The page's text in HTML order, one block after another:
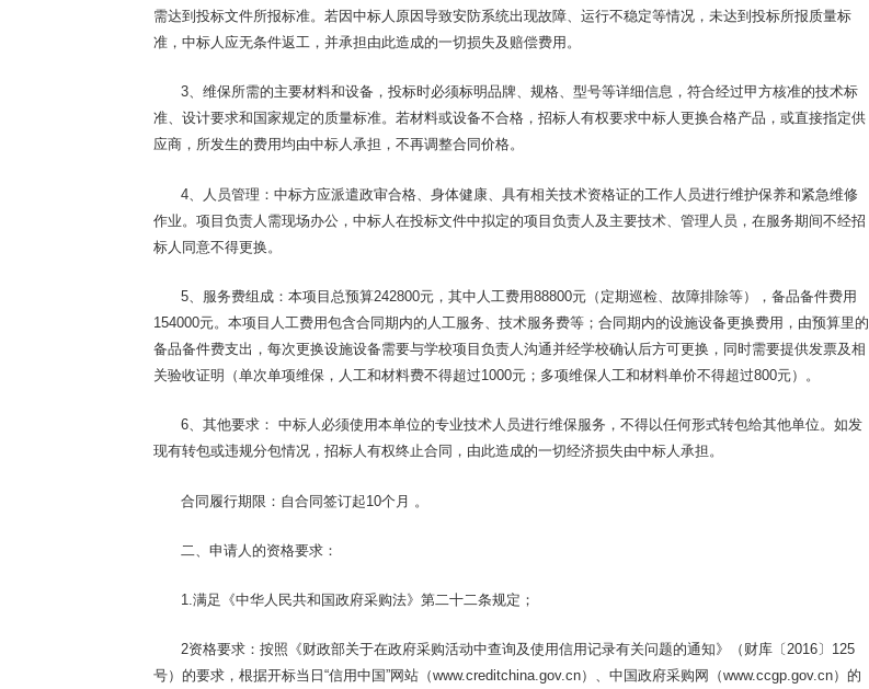
需达到投标文件所报标准。若因中标人原因导致安防系统出现故障、运行不稳定等情况，未达到投标所报质量标
准，中标人应无条件返工，并承担由此造成的一切损失及赔偿费用。
3、维保所需的主要材料和设备，投标时必须标明品牌、规格、型号等详细信息，符合经过甲方核准的技术标
准、设计要求和国家规定的质量标准。若材料或设备不合格，招标人有权要求中标人更换合格产品，或直接指定供
应商，所发生的费用均由中标人承担，不再调整合同价格。
4、
人员管理：中标方应派遣政审合格、身体健康、具有相关技术资格证的工作人员进行维护保养和紧急维修
作业。项目负责人需现场办公，中标人在投标文件中拟定的项目负责人及主要技术、管理人员，在服务期间不经招
标人同意不得更换。
5、服务费组成：本项目总预算242800元，其中人工费用88800元（定期巡检、故障排除等），备品备件费用
154000元。本项目人工费用包含合同期内的人工服务、技术服务费等；合同期内的设施设备更换费用，由预算里的
备品备件费支出，每次更换设施设备需要与学校项目负责人沟通并经学校确认后方可更换，同时需要提供发票及相
关验收证明（单次单项维保，人工和材料费不得超过1000元；多项维保人工和材料单价不得超过800元）。
6、其他要求：
中标人必须使用本单位的专业技术人员进行维保服务，不得以任何形式转包给其他单位。如发
现有转包或违规分包情况，招标人有权终止合同，由此造成的一切经济损失由中标人承担。
合同履行期限： 自合同签订起10个月 。
二、申请人的资格要求：
1.满足《中华人民共和国政府采购法》第二十二条规定；
2资格要求：按照《财政部关于在政府采购活动中查询及使用信用记录有关问题的通知》（财库〔2016〕 125
号）的要求，根据开标当日 “信用中国”网站（www.creditchina.gov.cn）、中国政府采购网（www.ccgp.gov.cn）的